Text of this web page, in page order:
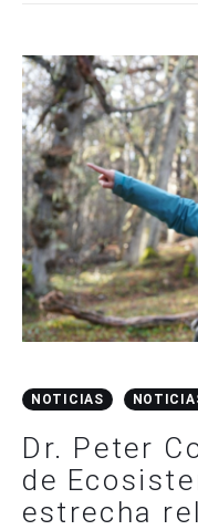
NOTICIAS
Dr. Peter
de
estrecha